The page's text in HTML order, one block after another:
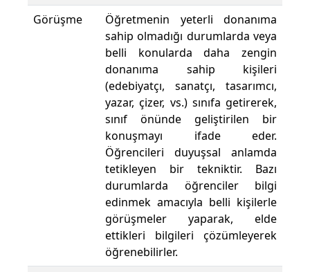
Görüşme
Öğretmenin yeterli donanıma
sahip olmadığı durumlarda veya
belli konularda daha zengin
donanıma sahip kişileri
(edebiyatçı, sanatçı, tasarımcı,
yazar, çizer, vs.) sınıfa getirerek,
sınıf önünde geliştirilen bir
konuşmayı ifade eder.
Öğrencileri duyuşsal anlamda
tetikleyen bir tekniktir. Bazı
durumlarda öğrenciler bilgi
edinmek amacıyla belli kişilerle
görüşmeler yaparak, elde
ettikleri bilgileri çözümleyerek
öğrenebilirler.